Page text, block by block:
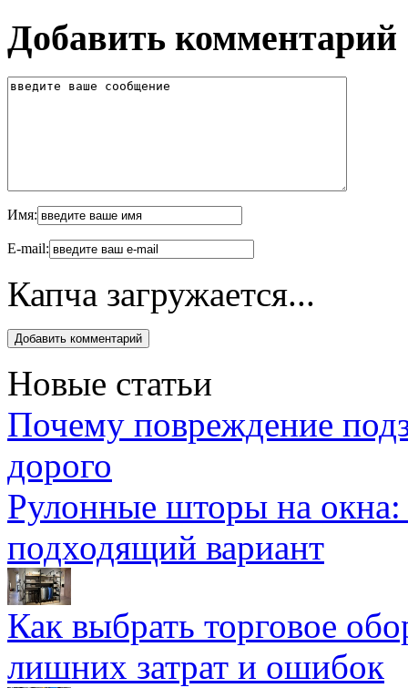
Добавить комментарий
Имя:
E-mail:
Капча загружается...
Новые статьи
Почему повреждение
дорого
Рулонные шторы на
подходящий вариант
Как выбрать торговое
лишних затрат и ошибок